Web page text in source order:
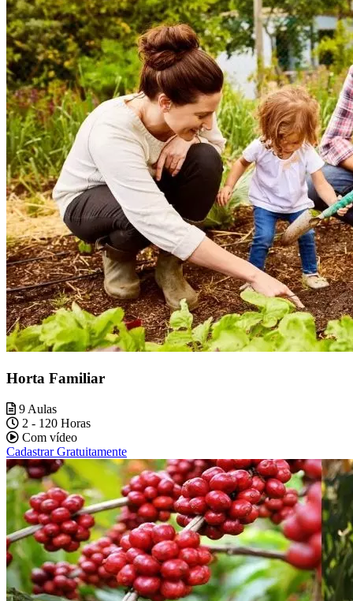
Horta Familiar
9 Aulas
2 - 120 Horas
Com vídeo
Cadastrar Gratuitamente